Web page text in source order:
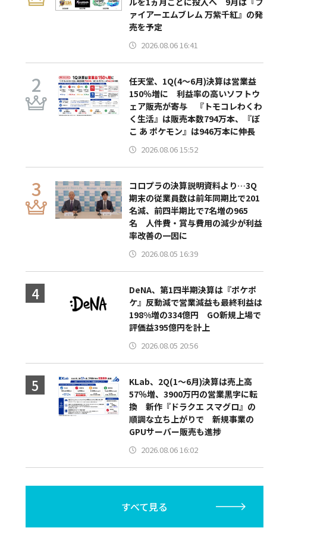
ァイアーエムブレム 万紫千紅』の発
売を予定
2026.08.06 16:41
任天堂、1Q(4～6月)決算は営業益
150％増に 利益率の高いソフトウ
ェア販売が寄与 『トモコレわくわ
く生活』は販売本数794万本、『ぽ
こ あ ポケモン』は946万本に伸長
2026.08.06 15:52
コロプラの決算説明資料より…3Q
期末の従業員数は前年同期比で201
名減、前四半期比で7名増の965
名 人件費・賞与費用の減少が利益
率改善の一因に
2026.08.05 16:39
DeNA、第1四半期決算は『ポケポ
ケ』反動減で営業減益も最終利益は
198%増の334億円 GO新規上場で
評価益395億円を計上
2026.08.05 20:56
KLab、2Q(1～6月)決算は売上高
57％増、3900万円の営業黒字に転
換 新作『ドラクエ スマグロ』の
順調な立ち上がりで 新規事業の
GPUサーバー販売も進捗
2026.08.06 16:02
すべて見る